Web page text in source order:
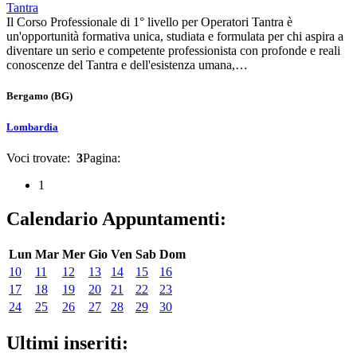
Tantra
Il Corso Professionale di 1° livello per Operatori Tantra è
un'opportunità formativa unica, studiata e formulata per chi aspira a
diventare un serio e competente professionista con profonde e reali
conoscenze del Tantra e dell'esistenza umana,…
Bergamo (BG)
Lombardia
Voci trovate: 3Pagina:
1
Calendario Appuntamenti:
Lun Mar Mer Gio Ven Sab Dom
10
11 12 13 14 15
16
17
18 19 20 21 22
23
24
25 26 27 28 29 30
Ultimi inseriti: